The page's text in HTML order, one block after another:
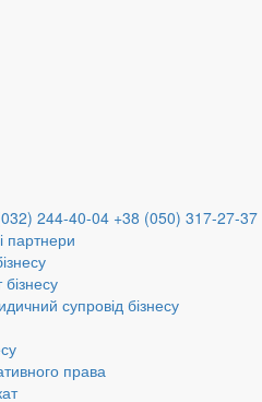
244-40-04 +38 (050) 317-27-37
партнери
супровід бізнесу
права